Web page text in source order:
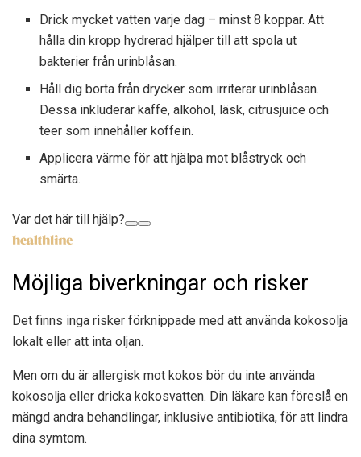
Drick mycket vatten varje dag – minst 8 koppar. Att
hålla din kropp hydrerad hjälper till att spola ut
bakterier från urinblåsan.
Håll dig borta från drycker som irriterar urinblåsan.
Dessa inkluderar kaffe, alkohol, läsk, citrusjuice och
teer som innehåller koffein.
Applicera värme för att hjälpa mot blåstryck och
smärta.
Var det här till hjälp?
Möjliga biverkningar och risker
Det finns inga risker förknippade med att använda kokosolja
lokalt eller att inta oljan.
Men om du är allergisk mot kokos bör du inte använda
kokosolja eller dricka kokosvatten. Din läkare kan föreslå en
mängd andra behandlingar, inklusive antibiotika, för att lindra
dina symtom.